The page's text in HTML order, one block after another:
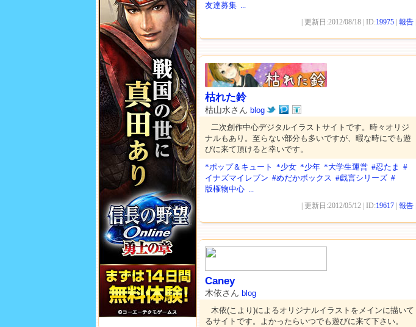
友達募集 ...
| 更新日:2012/08/18 | ID:19975 報告
枯れた鈴
枯山水さん blog
二次創作中心デジタルイラストサイトです。時々オリジ
ナルもあり。至らない部分も多いですが、暇な時にでも遊
びに来て頂けると幸いです。
*ポップ＆キュート *少女 *少年 *大学生運営 #忍たま #
イナズマイレブン #めだかボックス #戯言シリーズ #
版権物中心 ...
| 更新日:2012/05/12 | ID:19617 報告
Caney
木依さん blog
木依(こより)によるオリジナルイラストをメインに描いて
るサイトです。よかったらいつでも遊びに来て下さい。